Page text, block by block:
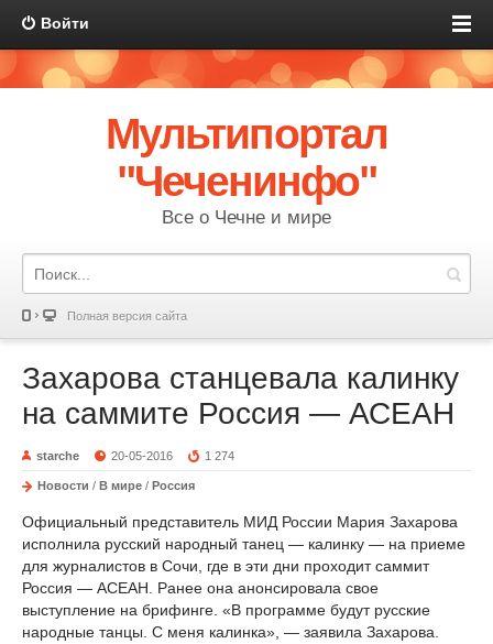
Войти
Мультипортал
"Чеченинфо"
Все о Чечне и мире
Полная версия сайта
Захарова станцевала калинку
на саммите Россия — АСЕАН
starche 20-05-2016 1 274
Новости / В мире / Россия
Официальный представитель МИД России Мария Захарова
исполнила русский народный танец — калинку — на приеме
для журналистов в Сочи, где в эти дни проходит саммит
Россия — АСЕАН. Ранее она анонсировала свое
выступление на брифинге. «В программе будут русские
народные танцы. С меня калинка», — заявила Захарова.